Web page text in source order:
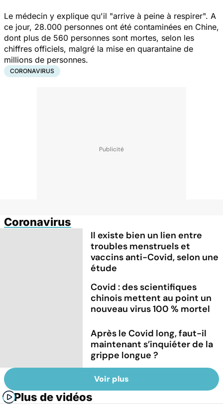
Le médecin y explique qu'il "arrive à peine à respirer". A
ce jour, 28.000 personnes ont été contaminées en Chine,
dont plus de 560 personnes sont mortes, selon les
chiffres officiels, malgré la mise en quarantaine de
millions de personnes.
CORONAVIRUS
Coronavirus
Il existe bien un lien entre
troubles menstruels et
vaccins anti-Covid, selon une
étude
Covid : des scientifiques
chinois mettent au point un
nouveau virus 100 % mortel
Après le Covid long, faut-il
maintenant s’inquiéter de la
grippe longue ?
Voir plus
Plus de vidéos